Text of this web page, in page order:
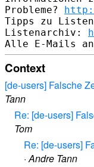
Probleme?
Tipps zu
Listenarchiv:
Context
[de-users] Falsche
Tann
Re: [de-users]
Tom
Re: [de-users]
·Andre Tann